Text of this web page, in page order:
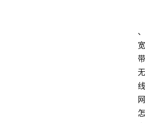
、
宽
带
无
线
网
怎